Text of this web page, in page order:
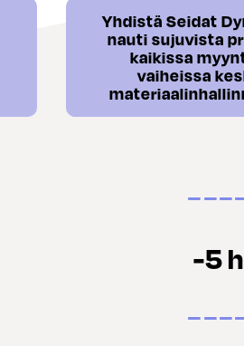
Yhdistä Seidat
nauti sujuvista
kaikissa
vaiheissa
-5 h